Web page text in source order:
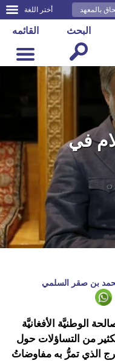
أختر اللغة بالمعهد
القائمه البحث
في
بن صقر السلمي
الوطنيَّة الأفغانيَّة
من التساؤلات حول
الذي تمرُّ به مفاوضاتُ